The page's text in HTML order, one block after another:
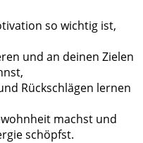
so wichtig ist,
und an deinen Zielen
Rückschlägen lernen
machst und
schöpfst.